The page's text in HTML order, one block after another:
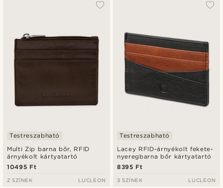
Multi Zip barna bőr, RFID
árnyékolt kártyatartó
Testreszabható
10495 Ft
2 SZÍNEK LUCLEON
Lacey RFID-árnyékolt fekete-
nyeregbarna bőr kártyatartó
Testreszabható
8395 Ft
3 SZÍNEK LUCLEON